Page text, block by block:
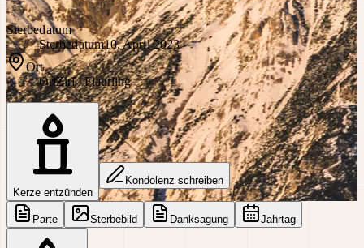
Sterbedatum
Sterbedatum10. April 2023
Ort
OrtZirl | Flaurling
Kerze entzünden
Kondolenz schreiben
Parte Sterbebild Danksagung Jahrtag